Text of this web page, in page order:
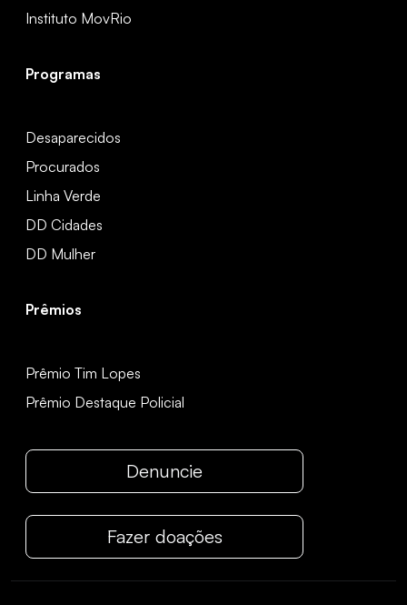
Instituto MovRio
Programas
Desaparecidos
Procurados
Linha Verde
DD Cidades
DD Mulher
Prêmios
Prêmio Tim Lopes
Prêmio Destaque Policial
Denuncie
Fazer doações